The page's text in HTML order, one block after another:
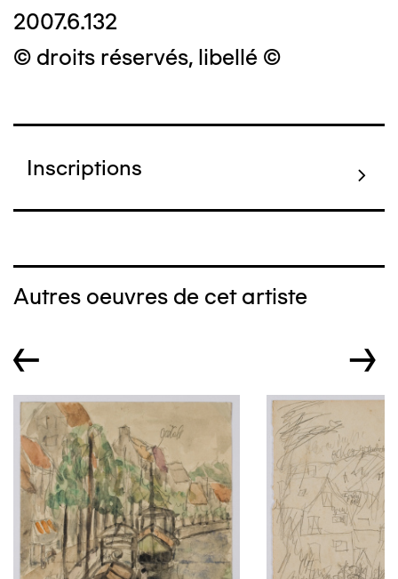
2007.6.132
© droits réservés, libellé ©
Inscriptions
Autres oeuvres de cet artiste
← →